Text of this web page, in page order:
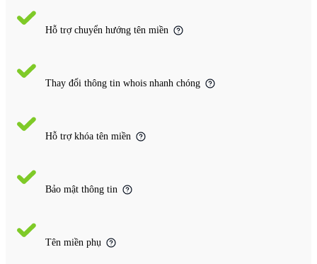
Hỗ trợ chuyển hướng tên miền
Thay đổi thông tin whois nhanh chóng
Hỗ trợ khóa tên miền
Bảo mật thông tin
Tên miền phụ